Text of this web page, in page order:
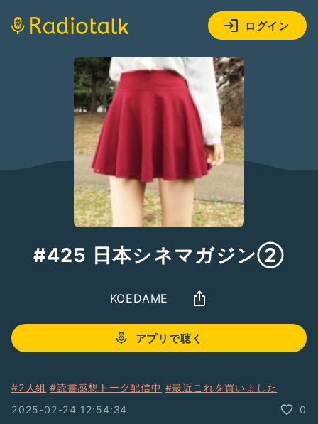
ログイン
#425 日本シネマガジン②
KOEDAME
アプリで聴く
#2人組 #読書感想トーク配信中 #最近これを買いました
2025-02-24 12:54:34
0